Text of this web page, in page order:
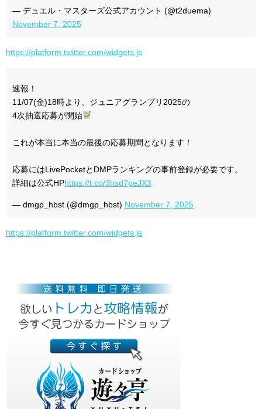
— デュエル・マスターズ公式アカウント (@t2duema)
November 7, 2025
https://platform.twitter.com/widgets.js
速報！
11/07(金)18時より、ジュニアグランプリ2025の
4次抽選応募が開始
これが本当に本当の最後の応募期間となります！
応募にはLivePocketとDMPランキングの事前登録が必要です。
詳細は公式HPhttps://t.co/3hsd7peJX3
— dmgp_hbst (@dmgp_hbst) November 7, 2025
https://platform.twitter.com/widgets.js